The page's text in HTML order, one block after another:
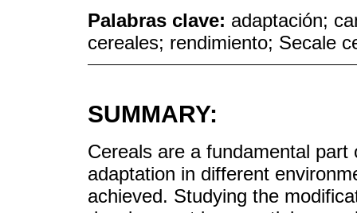
Palabras clave: adaptación;
cereales; rendimiento; Secale
SUMMARY:
Cereals are a fundamental
adaptation in different
achieved. Studying the